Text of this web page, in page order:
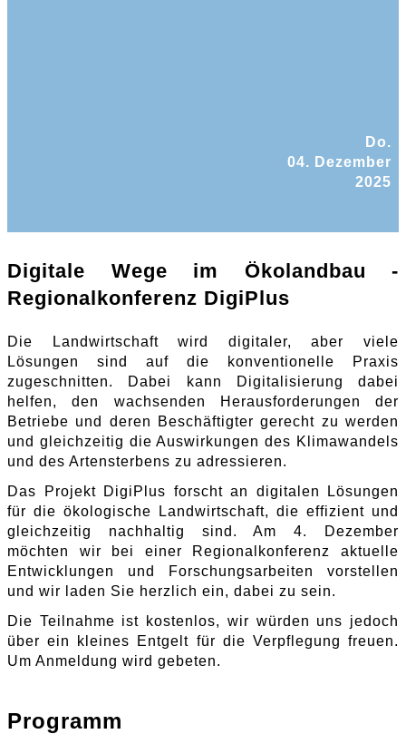
Do.
04. Dezember
2025
Digitale Wege im Ökolandbau -
Regionalkonferenz DigiPlus
Die Landwirtschaft wird digitaler, aber viele
Lösungen sind auf die konventionelle Praxis
zugeschnitten. Dabei kann Digitalisierung dabei
helfen, den wachsenden Herausforderungen der
Betriebe und deren Beschäftigter gerecht zu werden
und gleichzeitig die Auswirkungen des Klimawandels
und des Artensterbens zu adressieren.
Das Projekt DigiPlus forscht an digitalen Lösungen
für die ökologische Landwirtschaft, die effizient und
gleichzeitig nachhaltig sind. Am 4. Dezember
möchten wir bei einer Regionalkonferenz aktuelle
Entwicklungen und Forschungsarbeiten vorstellen
und wir laden Sie herzlich ein, dabei zu sein.
Die Teilnahme ist kostenlos, wir würden uns jedoch
über ein kleines Entgelt für die Verpflegung freuen.
Um Anmeldung wird gebeten.
Programm